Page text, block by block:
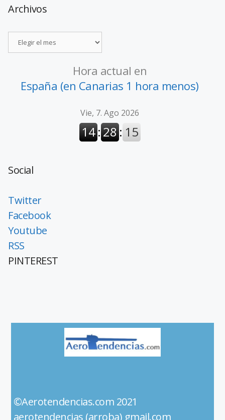
Archivos
Hora actual en
España (en Canarias 1 hora menos)
Social
Twitter
Facebook
Youtube
RSS
PINTEREST
©Aerotendencias.com 2021
aerotendencias (arroba) gmail.com